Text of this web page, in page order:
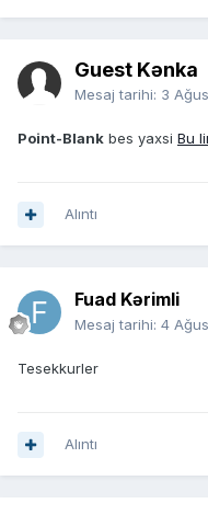
Guest Kənka
Mesaj tarihi: 3
Point-Blank bes yaxsi Bu
Alıntı
Fuad Kərimli
Mesaj tarihi: 4
Tesekkurler
Alıntı